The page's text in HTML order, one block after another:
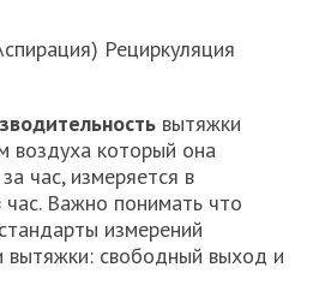
Рециркуляция
вытяжки
воздуха который она
час, измеряется в
час. Важно понимать что
измерений
вытяжки: свободный выход и